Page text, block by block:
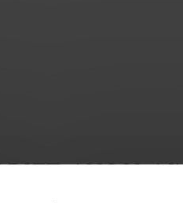
AUSSI